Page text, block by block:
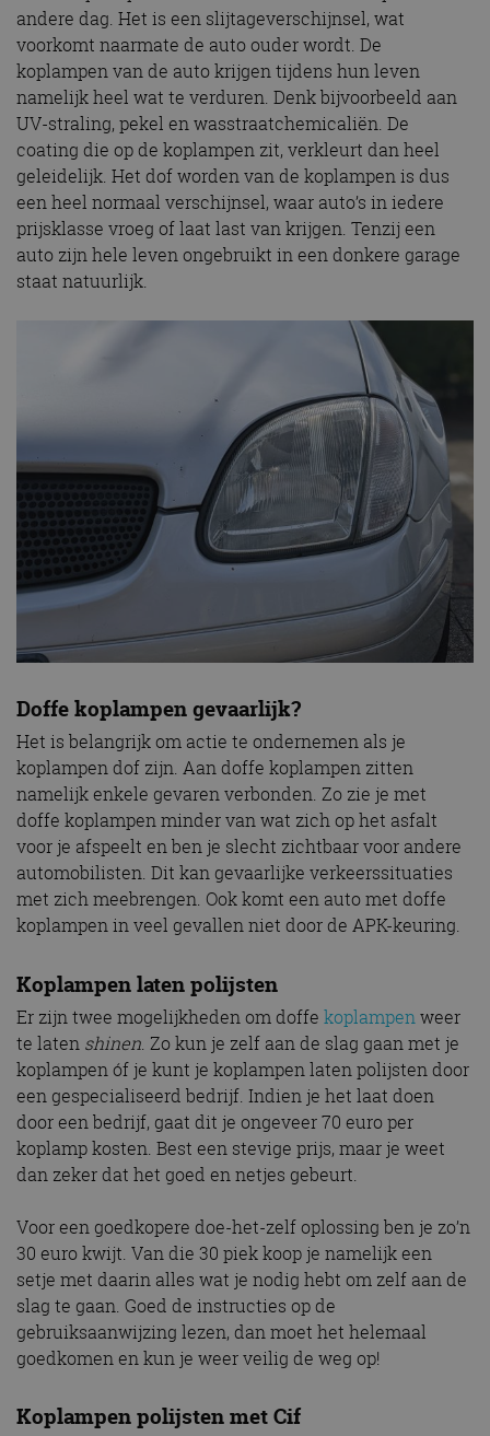
andere dag. Het is een slijtageverschijnsel, wat
voorkomt naarmate de auto ouder wordt. De
koplampen van de auto krijgen tijdens hun leven
namelijk heel wat te verduren. Denk bijvoorbeeld aan
UV-straling, pekel en wasstraatchemicaliën. De
coating die op de koplampen zit, verkleurt dan heel
geleidelijk. Het dof worden van de koplampen is dus
een heel normaal verschijnsel, waar auto’s in iedere
prijsklasse vroeg of laat last van krijgen. Tenzij een
auto zijn hele leven ongebruikt in een donkere garage
staat natuurlijk.
Doffe koplampen gevaarlijk?
Het is belangrijk om actie te ondernemen als je
koplampen dof zijn. Aan doffe koplampen zitten
namelijk enkele gevaren verbonden. Zo zie je met
doffe koplampen minder van wat zich op het asfalt
voor je afspeelt en ben je slecht zichtbaar voor andere
automobilisten. Dit kan gevaarlijke verkeerssituaties
met zich meebrengen. Ook komt een auto met doffe
koplampen in veel gevallen niet door de APK-keuring.
Koplampen laten polijsten
Er zijn twee mogelijkheden om doffe koplampenweer
te laten shinen. Zo kun je zelf aan de slag gaan met je
koplampen óf je kunt je koplampen laten polijsten door
een gespecialiseerd bedrijf. Indien je het laat doen
door een bedrijf, gaat dit je ongeveer 70 euro per
koplamp kosten. Best een stevige prijs, maar je weet
dan zeker dat het goed en netjes gebeurt.
Voor een goedkopere doe-het-zelf oplossing ben je zo’n
30 euro kwijt. Van die 30 piek koop je namelijk een
setje met daarin alles wat je nodig hebt om zelf aan de
slag te gaan. Goed de instructies op de
gebruiksaanwijzing lezen, dan moet het helemaal
goedkomen en kun je weer veilig de weg op!
Koplampen polijsten met Cif